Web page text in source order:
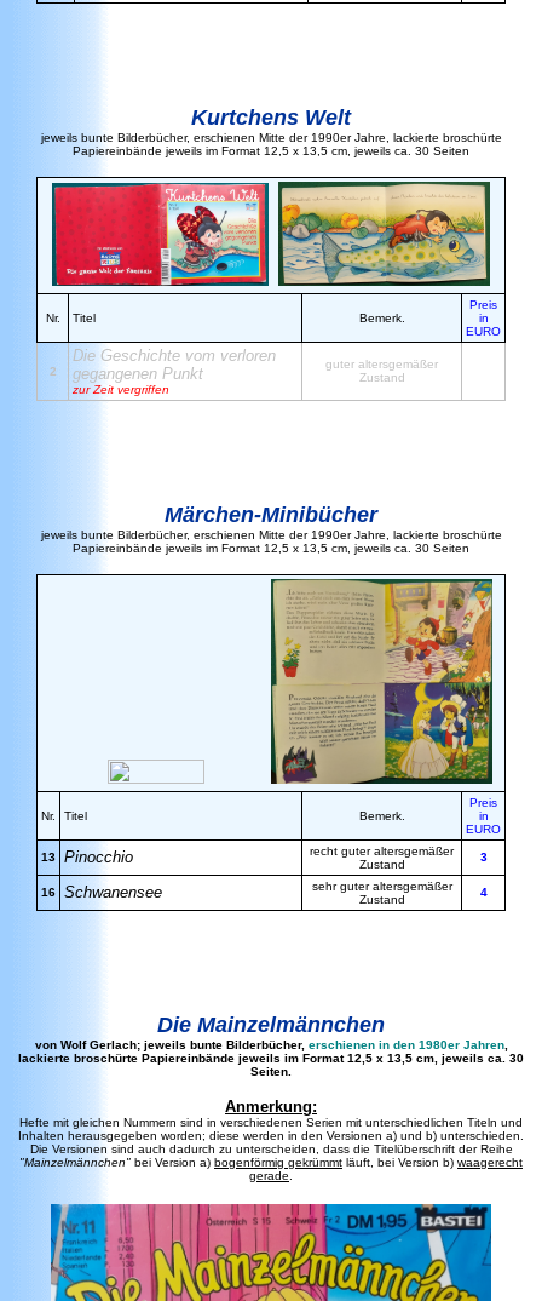
Kurtchens Welt
jeweils bunte Bilderbücher, erschienen Mitte der 1990er Jahre, lackierte broschürte
Papiereinbände jeweils im Format 12,5 x 13,5 cm, jeweils ca. 30 Seiten
Nr. Titel Bemerk.
Preis
in
EURO
2
Die Geschichte vom verloren
gegangenen Punkt
zur Zeit vergriffen
guter altersgemäßer
Zustand
Märchen-Minibücher
jeweils bunte Bilderbücher, erschienen Mitte der 1990er Jahre, lackierte broschürte
Papiereinbände jeweils im Format 12,5 x 13,5 cm, jeweils ca. 30 Seiten
Nr. Titel Bemerk.
Preis
in
EURO
13 Pinocchio
recht guter altersgemäßer
Zustand
3
16 Schwanensee
sehr guter altersgemäßer
Zustand
4
Die Mainzelmännchen
von Wolf Gerlach; jeweils bunte Bilderbücher, erschienen in den 1980er Jahren,
lackierte broschürte Papiereinbände jeweils im Format 12,5 x 13,5 cm, jeweils ca. 30
Seiten.
Anmerkung:
Hefte mit gleichen Nummern sind in verschiedenen Serien mit unterschiedlichen Titeln und
Inhalten herausgegeben worden; diese werden in den Versionen a) und b) unterschieden.
Die Versionen sind auch dadurch zu unterscheiden, dass die Titelüberschrift der Reihe
"Mainzelmännchen" bei Version a) bogenförmig gekrümmt läuft, bei Version b) waagerecht
gerade